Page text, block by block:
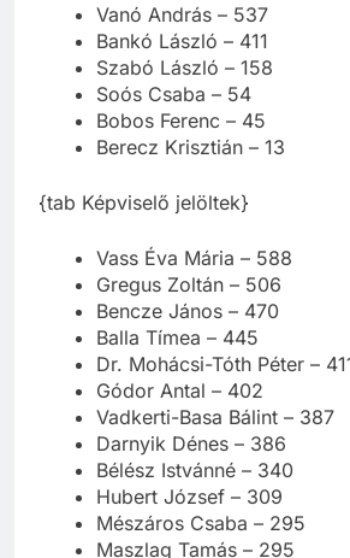
Vanó András – 537
Bankó László – 411
Szabó László – 158
Soós Csaba – 54
Bobos Ferenc – 45
Berecz Krisztián – 13
{tab Képviselő jelöltek}
Vass Éva Mária – 588
Gregus Zoltán – 506
Bencze János – 470
Balla Tímea – 445
Dr. Mohácsi-Tóth Péter –
Gódor Antal – 402
Vadkerti-Basa Bálint – 387
Darnyik Dénes – 386
Bélész Istvánné – 340
Hubert József – 309
Mészáros Csaba – 295
Maszlag Tamás – 295